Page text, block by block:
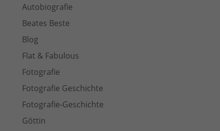
Autobiografie
Beates Beste
Blog
Flat & Fabulous
Fotografie
Fotografie Geschichte
Fotografie-Geschichte
Göttin